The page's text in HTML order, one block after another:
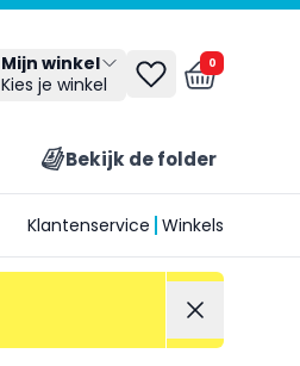
Mijn winkel
Kies je winkel
0
Bekijk de folder
Klantenservice Winkels